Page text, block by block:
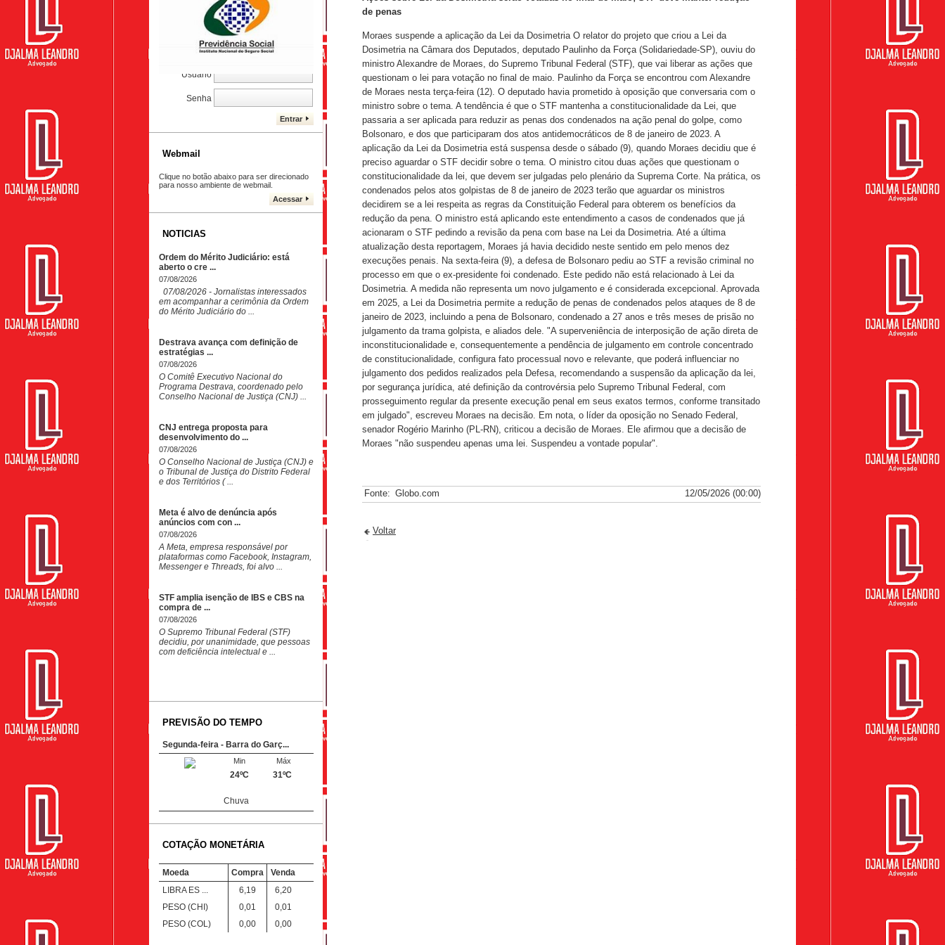
CONTROLE DE PROCESSOS
Caro Cliente, cadastre seu e-mail, e
acompanhe seu processo. DJALMA
Usuário
Senha
Entrar
Webmail
Clique no botão abaixo para ser direcionado
para nosso ambiente de webmail.
Acessar
NOTICIAS
Ordem do Mérito Judiciário: está
aberto o cre ...
07/08/2026
07/08/2026 - Jornalistas interessados
em acompanhar a cerimônia da Ordem
do Mérito Judiciário do ...
Destrava avança com definição de
estratégias ...
07/08/2026
O Comitê Executivo Nacional do
Programa Destrava, coordenado pelo
Conselho Nacional de Justiça (CNJ) ...
CNJ entrega proposta para
desenvolvimento do ...
07/08/2026
O Conselho Nacional de Justiça (CNJ) e
o Tribunal de Justiça do Distrito Federal
e dos Territórios ( ...
Meta é alvo de denúncia após
anúncios com con ...
07/08/2026
A Meta, empresa responsável por
plataformas como Facebook, Instagram,
Messenger e Threads, foi alvo ...
STF amplia isenção de IBS e CBS na
compra de ...
07/08/2026
O Supremo Tribunal Federal (STF)
decidiu, por unanimidade, que pessoas
com deficiência intelectual e ...
PREVISÃO DO TEMPO
Segunda-feira - Curitiba, PR
Min
Chuva
Segunda-feira - Barra do Garç...
Máx
31ºC
Min
24ºC
Chuva
COTAÇÃO MONETÁRIA
Moeda Compra
Venda
LIBRA ES ...
6,19
6,20
PESO (CHI)
0,01
0,01
PESO (COL)
0,00 0,00
de penas
Moraes suspende a aplicação da Lei da Dosimetria O relator do projeto que criou a Lei da
Dosimetria na Câmara dos Deputados, deputado Paulinho da Força (Solidariedade-SP), ouviu do
ministro Alexandre de Moraes, do Supremo Tribunal Federal (STF), que vai liberar as ações que
questionam o lei para votação no final de maio. Paulinho da Força se encontrou com Alexandre
de Moraes nesta terça-feira (12). O deputado havia prometido à oposição que conversaria com o
ministro sobre o tema. A tendência é que o STF mantenha a constitucionalidade da Lei, que
passaria a ser aplicada para reduzir as penas dos condenados na ação penal do golpe, como
Bolsonaro, e dos que participaram dos atos antidemocráticos de 8 de janeiro de 2023. A
aplicação da Lei da Dosimetria está suspensa desde o sábado (9), quando Moraes decidiu que é
preciso aguardar o STF decidir sobre o tema. O ministro citou duas ações que questionam o
constitucionalidade da lei, que devem ser julgadas pelo plenário da Suprema Corte. Na prática, os
condenados pelos atos golpistas de 8 de janeiro de 2023 terão que aguardar os ministros
decidirem se a lei respeita as regras da Constituição Federal para obterem os benefícios da
redução da pena. O ministro está aplicando este entendimento a casos de condenados que já
acionaram o STF pedindo a revisão da pena com base na Lei da Dosimetria. Até a última
atualização desta reportagem, Moraes já havia decidido neste sentido em pelo menos dez
execuções penais. Na sexta-feira (9), a defesa de Bolsonaro pediu ao STF a revisão criminal no
processo em que o ex-presidente foi condenado. Este pedido não está relacionado à Lei da
Dosimetria. A medida não representa um novo julgamento e é considerada excepcional. Aprovada
em 2025, a Lei da Dosimetria permite a redução de penas de condenados pelos ataques de 8 de
janeiro de 2023, incluindo a pena de Bolsonaro, condenado a 27 anos e três meses de prisão no
julgamento da trama golpista, e aliados dele. "A superveniência de interposição de ação direta de
inconstitucionalidade e, consequentemente a pendência de julgamento em controle concentrado
de constitucionalidade, configura fato processual novo e relevante, que poderá influenciar no
julgamento dos pedidos realizados pela Defesa, recomendando a suspensão da aplicação da lei,
por segurança jurídica, até definição da controvérsia pelo Supremo Tribunal Federal, com
prosseguimento regular da presente execução penal em seus exatos termos, conforme transitado
em julgado", escreveu Moraes na decisão. Em nota, o líder da oposição no Senado Federal,
senador Rogério Marinho (PL-RN), criticou a decisão de Moraes. Ele afirmou que a decisão de
Moraes "não suspendeu apenas uma lei. Suspendeu a vontade popular".
Fonte: Globo.com 12/05/2026 (00:00)
Voltar